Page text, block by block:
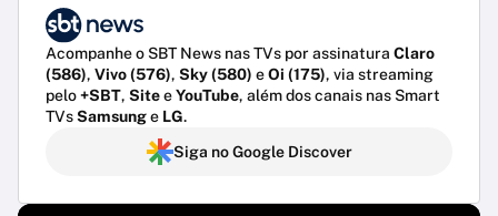
Acompanhe o SBT News nas TVs por assinatura Claro
(586), Vivo (576), Sky (580) eOi (175), via streaming
pelo+SBT, SiteeYouTube, além dos canais nas Smart
TVsSamsunge LG.
Siga no Google Discover